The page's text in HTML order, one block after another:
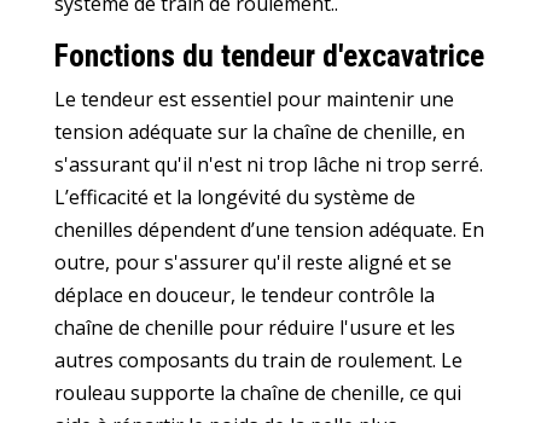
Fonctions du tendeur d'excavatrice
Le tendeur est essentiel pour maintenir une
tension adéquate sur la chaîne de chenille, en
s'assurant qu'il n'est ni trop lâche ni trop serré.
L’efficacité et la longévité du système de
chenilles dépendent d’une tension adéquate. En
outre, pour s'assurer qu'il reste aligné et se
déplace en douceur, le tendeur contrôle la
chaîne de chenille pour réduire l'usure et les
autres composants du train de roulement. Le
rouleau supporte la chaîne de chenille, ce qui